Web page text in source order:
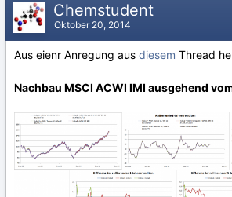
Chemstudent
Oktober 20, 2014
Aus eienr Anregung aus diesem Thread
Nachbau MSCI ACWI IMI ausgehend